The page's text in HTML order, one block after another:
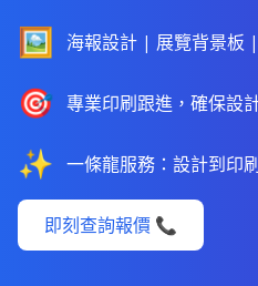
🖼️ 海報設計 | 展覽背景板
🎯 專業印刷跟進，確保設
✨ 一條龍服務：設計到印
即刻查詢報價 📞